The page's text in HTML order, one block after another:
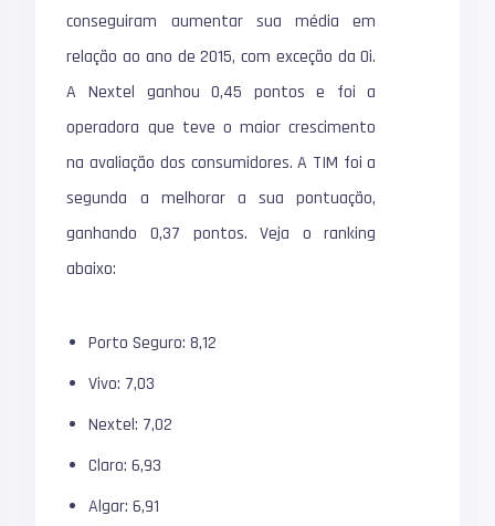
conseguiram aumentar sua média em
relação ao ano de 2015, com exceção da Oi.
A Nextel ganhou 0,45 pontos e foi a
operadora que teve o maior crescimento
na avaliação dos consumidores. A TIM foi a
segunda a melhorar a sua pontuação,
ganhando 0,37 pontos. Veja o ranking
abaixo:
Porto Seguro: 8,12
Vivo: 7,03
Nextel: 7,02
Claro: 6,93
Algar: 6,91